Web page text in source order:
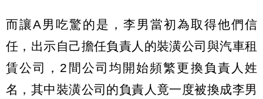
而讓A男吃驚的是，李男當初為取得他們信
任，出示自己擔任負責人的裝潢公司與汽車租
賃公司，2間公司均開始頻繁更換負責人姓
名，其中裝潢公司的負責人竟一度被換成李男